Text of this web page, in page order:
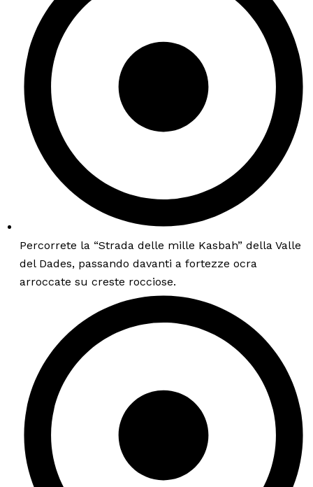
Percorrete la “Strada delle mille Kasbah” della Valle
del Dades, passando davanti a fortezze ocra
arroccate su creste rocciose.